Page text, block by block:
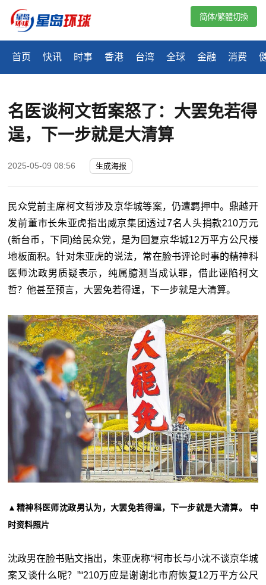
首页 快讯 时事 香港 台湾 全球 金融 消费
简体/繁體切換
名医谈柯文哲案怒了：大罢免若得
逞，下一步就是大清算
2025-05-09 08:56 生成海报
民众党前主席柯文哲涉及京华城等案，仍遭羁押中。鼎越开
发前董市长朱亚虎指出威京集团透过7名人头捐款210万元
(新台币，下同)给民众党，是为回复京华城12万平方公尺楼
地板面积。针对朱亚虎的说法，常在脸书评论时事的精神科
医师沈政男质疑表示，纯属臆测当成认罪，借此诬陷柯文
哲？他甚至预言，大罢免若得逞，下一步就是大清算。
▲ 精神科医师沈政男认为，大罢免若得逞，下一步就是大清算。 中
时资料照片
沈政男在脸书贴文指出，朱亚虎称“柯市长与小沈不谈京华城
案又谈什么呢？”“210万应是谢谢北市府恢复12万平方公尺